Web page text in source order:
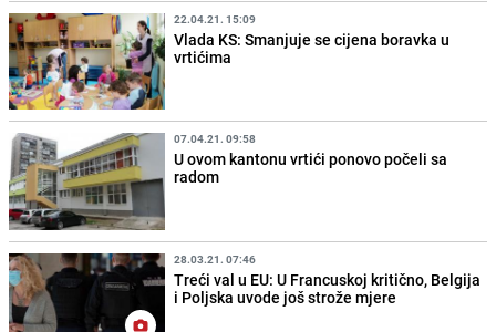
22.04.21. 15:09
Vlada KS: Smanjuje se cijena boravka u
vrtićima
07.04.21. 09:58
U ovom kantonu vrtići ponovo počeli sa
radom
28.03.21. 07:46
Treći val u EU: U Francuskoj kritično, Belgija
i Poljska uvode još strože mjere